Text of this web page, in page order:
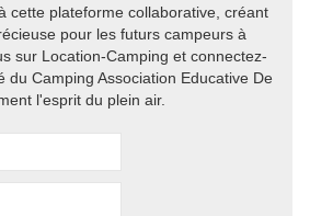
cette plateforme collaborative, créant
pour les futurs campeurs à
sur Location-Camping et connectez-
du Camping Association Educative De
l'esprit du plein air.